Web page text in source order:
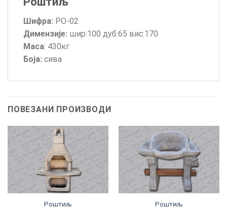
Шифра: РО-02
Димензије: шир:100 дуб:65 вис:170
Маса: 430кг
Боја: сива
ПОВЕЗАНИ ПРОИЗВОДИ
Роштиљ Роштиљ